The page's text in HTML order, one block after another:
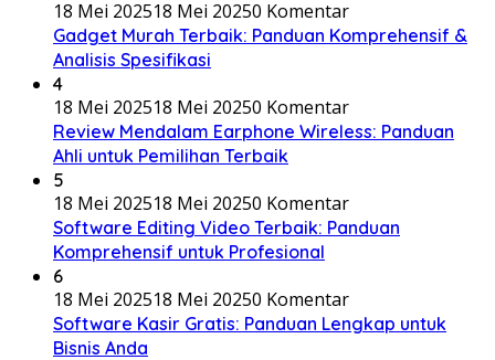
18 Mei 202518 Mei 20250 Komentar
Gadget Murah Terbaik: Panduan Komprehensif &
Analisis Spesifikasi
4
18 Mei 202518 Mei 20250 Komentar
Review Mendalam Earphone Wireless: Panduan
Ahli untuk Pemilihan Terbaik
5
18 Mei 202518 Mei 20250 Komentar
Software Editing Video Terbaik: Panduan
Komprehensif untuk Profesional
6
18 Mei 202518 Mei 20250 Komentar
Software Kasir Gratis: Panduan Lengkap untuk
Bisnis Anda